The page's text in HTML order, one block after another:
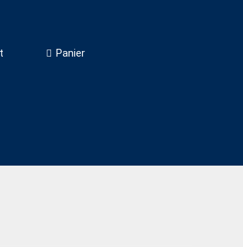
Panier